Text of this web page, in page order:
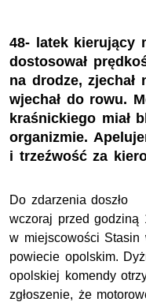
48- latek kierujący
dostosował
na drodze, zjechał
wjechał do rowu.
kraśnickiego miał
organizmie.
i trzeźwość za
Do zdarzenia doszło
wczoraj przed godziną
w miejscowości Stasin
powiecie opolskim.
opolskiej komendy
zgłoszenie, że